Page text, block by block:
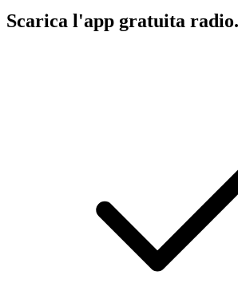
Scarica l'app gratuita